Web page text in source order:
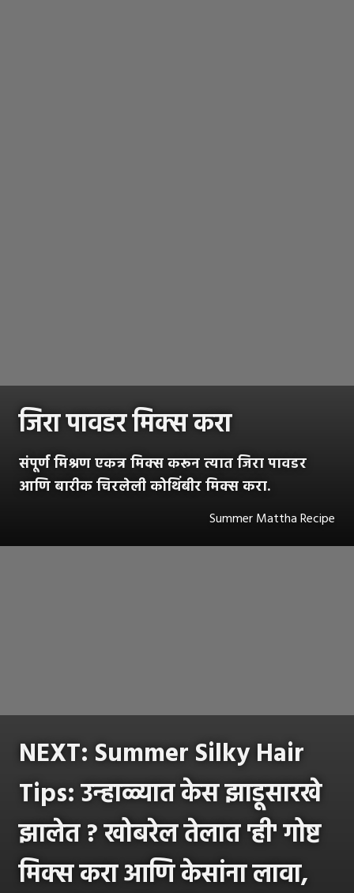
जिरा पावडर मिक्स करा
संपूर्ण मिश्रण एकत्र मिक्स करून त्यात जिरा पावडर
आणि बारीक चिरलेली कोथिंबीर मिक्स करा.
Summer Mattha Recipe
NEXT: Summer Silky Hair
Tips: उन्हाळ्यात केस झाडूसारखे
झालेत ? खोबरेल तेलात 'ही' गोष्ट
मिक्स करा आणि केसांना लावा,